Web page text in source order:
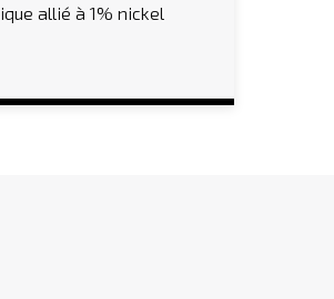
allié à 1% nickel